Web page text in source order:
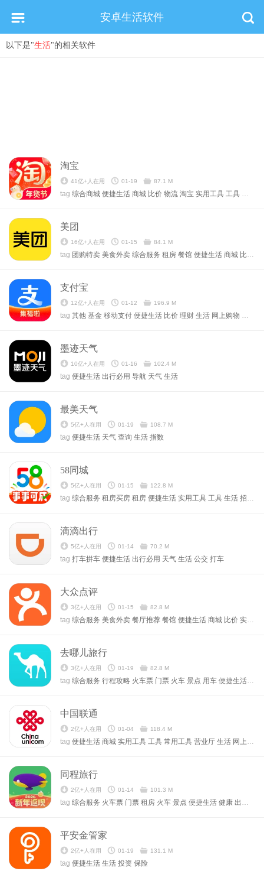
安卓生活软件
以下是"生活"的相关软件
淘宝
41亿+人在用 01-19 87.1 M
tag 综合商城 便捷生活 商城 比价 物流 淘宝 实用工具 工具 二维码
美团
16亿+人在用 01-15 84.1 M
tag 团购特卖 美食外卖 综合服务 租房 餐馆 便捷生活 商城 比价
支付宝
12亿+人在用 01-12 196.9 M
tag 其他 基金 移动支付 便捷生活 比价 理财 生活 网上购物 美化
墨迹天气
10亿+人在用 01-16 102.4 M
tag 便捷生活 出行必用 导航 天气 生活
最美天气
5亿+人在用 01-19 108.7 M
tag 便捷生活 天气 查询 生活 指数
58同城
5亿+人在用 01-15 122.8 M
tag 综合服务 租房买房 租房 便捷生活 实用工具 工具 生活 招聘
滴滴出行
5亿+人在用 01-14 70.2 M
tag 打车拼车 便捷生活 出行必用 天气 生活 公交 打车
大众点评
3亿+人在用 01-15 82.8 M
tag 综合服务 美食外卖 餐厅推荐 餐馆 便捷生活 商城 比价 实用工具
去哪儿旅行
3亿+人在用 01-19 82.8 M
tag 综合服务 行程攻略 火车票 门票 火车 景点 用车 便捷生活 出
中国联通
2亿+人在用 01-04 118.4 M
tag 便捷生活 商城 实用工具 工具 常用工具 营业厅 生活 网上购物
同程旅行
2亿+人在用 01-14 101.3 M
tag 综合服务 火车票 门票 租房 火车 景点 便捷生活 健康 出行必用
平安金管家
2亿+人在用 01-19 131.1 M
tag 便捷生活 生活 投资 保险